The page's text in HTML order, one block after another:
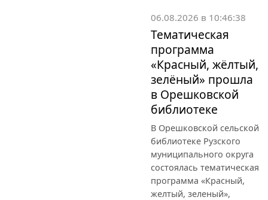
06.08.2026 в 10:46:38
Тематическая
программа
«Красный, жёлтый,
зелёный» прошла
в Орешковской
библиотеке
В Орешковской сельской
библиотеке Рузского
муниципального округа
состоялась тематическая
программа «Красный,
желтый, зеленый»,